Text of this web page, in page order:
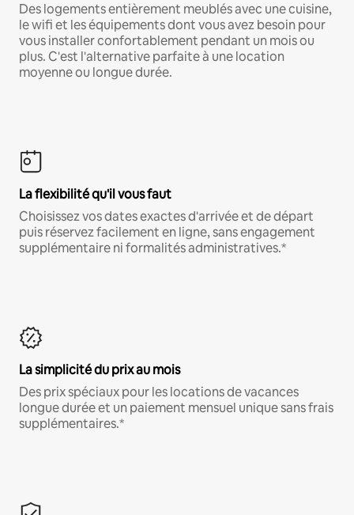
Des logements entièrement meublés avec une cuisine,
le wifi et les équipements dont vous avez besoin pour
vous installer confortablement pendant un mois ou
plus. C'est l'alternative parfaite à une location
moyenne ou longue durée.
La flexibilité qu'il vous faut
Choisissez vos dates exactes d'arrivée et de départ
puis réservez facilement en ligne, sans engagement
supplémentaire ni formalités administratives.*
La simplicité du prix au mois
Des prix spéciaux pour les locations de vacances
longue durée et un paiement mensuel unique sans frais
supplémentaires.*